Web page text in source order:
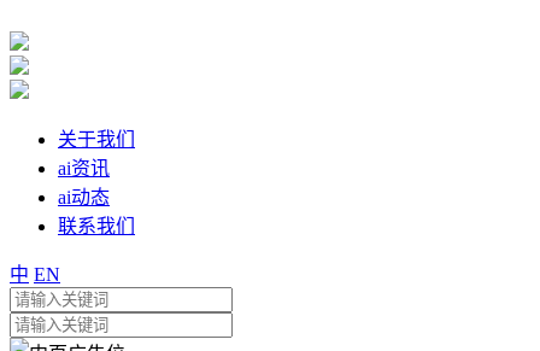
关于我们
ai资讯
ai动态
联系我们
中 EN